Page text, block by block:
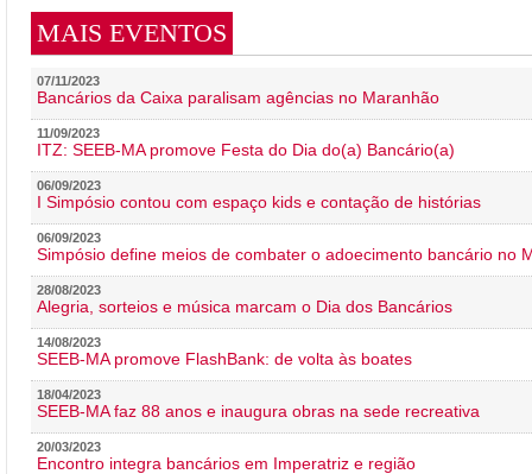
MAIS EVENTOS
07/11/2023
Bancários da Caixa paralisam agências no Maranhão
11/09/2023
ITZ: SEEB-MA promove Festa do Dia do(a) Bancário(a)
06/09/2023
I Simpósio contou com espaço kids e contação de histórias
06/09/2023
Simpósio define meios de combater o adoecimento bancário no
28/08/2023
Alegria, sorteios e música marcam o Dia dos Bancários
14/08/2023
SEEB-MA promove FlashBank: de volta às boates
18/04/2023
SEEB-MA faz 88 anos e inaugura obras na sede recreativa
20/03/2023
Encontro integra bancários em Imperatriz e região